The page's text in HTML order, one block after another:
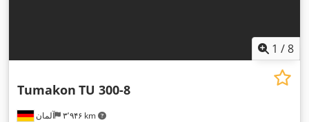
1 /8
آلمان ۳٬۹۴۶ km
Tumakon TU 300-8